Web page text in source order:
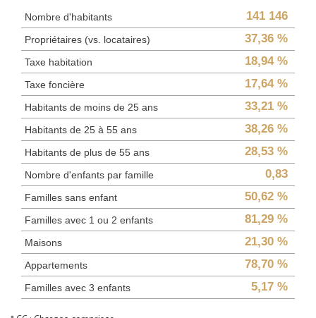
Nombre d'habitants 141 146
Propriétaires (vs. locataires) 37,36 %
Taxe habitation 18,94 %
Taxe foncière 17,64 %
Habitants de moins de 25 ans 33,21 %
Habitants de 25 à 55 ans 38,26 %
Habitants de plus de 55 ans 28,53 %
Nombre d'enfants par famille 0,83
Familles sans enfant 50,62 %
Familles avec 1 ou 2 enfants 81,29 %
Maisons 21,30 %
Appartements 78,70 %
Familles avec 3 enfants 5,17 %